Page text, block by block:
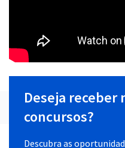
Deseja receber
concursos?
Descubra as